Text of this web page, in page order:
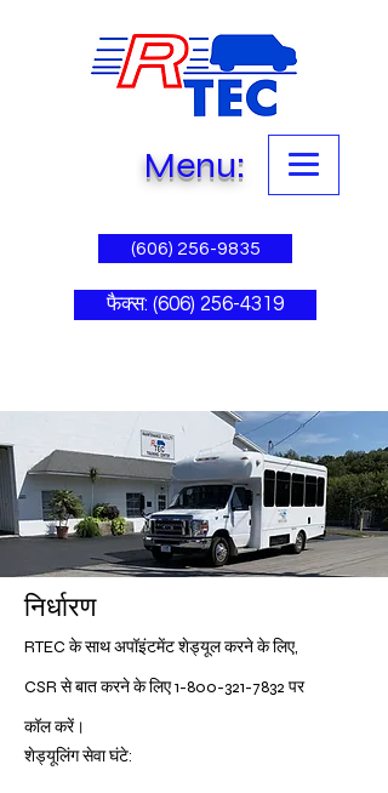
Menu:
(606) 256-9835
फैक्स: (606) 256-4319
निर्धारण
RTEC के साथ अपॉइंटमेंट शेड्यूल करने के लिए,
CSR से बात करने के लिए1-800-321-7832 पर
कॉल करें।
शेड्यूलिंग सेवा घंटे: